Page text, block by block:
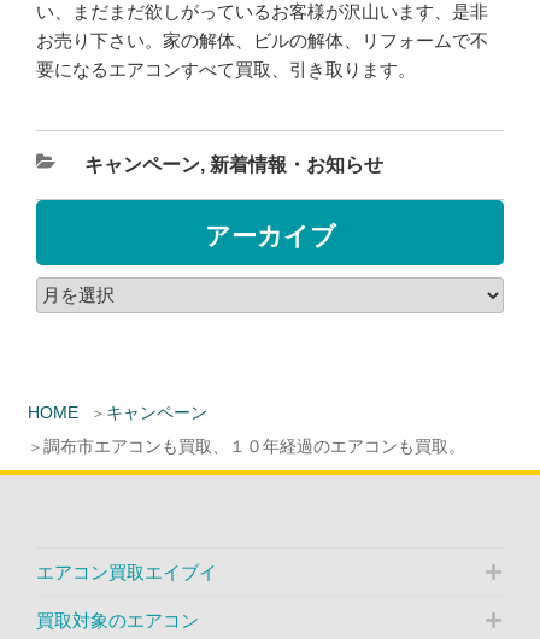
HOME
キャンペーン
調布市エアコンも買取、１０年経過のエアコンも買取。
い、まだまだ欲しがっているお客様が沢山います、是非
お売り下さい。家の解体、ビルの解体、リフォームで不
要になるエアコンすべて買取、引き取ります。
キャンペーン, 新着情報・お知らせ
アーカイブ
エアコン買取エイブイ
買取対象のエアコン